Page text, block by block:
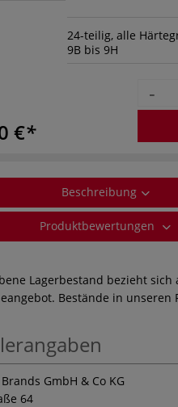
24-teilig, alle
9B bis 9H
€
-
Beschreibung
Produktbewertungen
Lagerbestand bezieht
Bestände in unseren
Brands GmbH & Co KG
64